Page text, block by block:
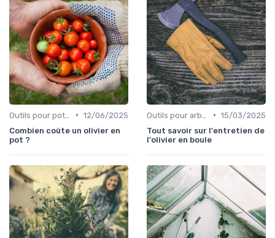
• 12/06/2025
Combien coûte un olivier en
pot ?
• 15/03/2025
Tout savoir sur l'entretien de
l'olivier en boule